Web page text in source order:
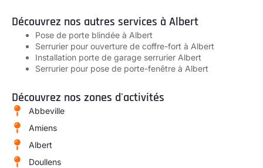
Découvrez nos autres services à Albert
Pose de porte blindée à Albert
Serrurier pour ouverture de coffre-fort à Albert
Installation porte de garage serrurier Albert
Serrurier pour pose de porte-fenêtre à Albert
Découvrez nos zones d'activités
Abbeville
Amiens
Albert
Doullens